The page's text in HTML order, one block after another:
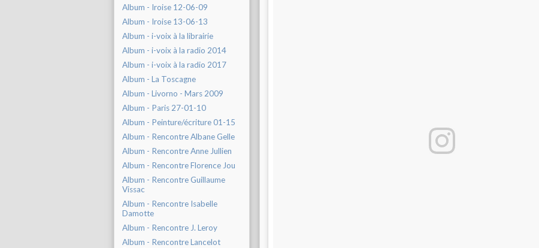
Album - Iroise 12-06-09
Album - Iroise 13-06-13
Album - i-voix à la librairie
Album - i-voix à la radio 2014
Album - i-voix à la radio 2017
Album - La Toscagne
Album - Livorno - Mars 2009
Album - Paris 27-01-10
Album - Peinture/écriture 01-15
Album - Rencontre Albane Gelle
Album - Rencontre Anne Jullien
Album - Rencontre Florence Jou
Album - Rencontre Guillaume
Vissac
Album - Rencontre Isabelle
Damotte
Album - Rencontre J. Leroy
Album - Rencontre Lancelot